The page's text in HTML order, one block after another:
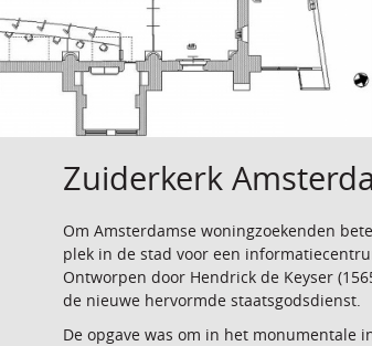
Zuiderkerk
Om Amsterdamse woningzoekenden
plek in de stad voor een
Ontworpen door Hendrick de Keyser
de nieuwe hervormde staatsgodsdienst.
De opgave was om in het